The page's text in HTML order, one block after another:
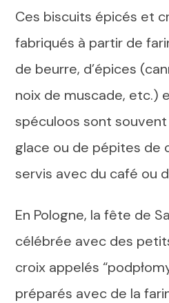
Ces biscuits épicés et
fabriqués à partir de
de beurre, d’épices
noix de muscade, etc.)
spéculoos sont
glace ou de pépites de
servis avec du café ou
En Pologne, la fête de
célébrée avec des
croix appelés
préparés avec de la